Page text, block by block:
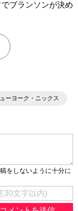
ブランソンが決め
ーヨーク・ニックス